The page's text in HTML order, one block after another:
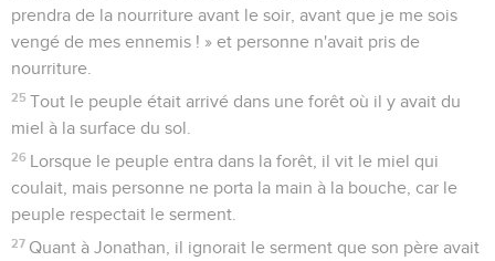
prendra de la nourriture avant le soir, avant que je me sois
vengé de mes ennemis ! » et personne n'avait pris de
nourriture.
25 Tout le peuple était arrivé dans une forêt où il y avait du
miel à la surface du sol.
26 Lorsque le peuple entra dans la forêt, il vit le miel qui
coulait, mais personne ne porta la main à la bouche, car le
peuple respectait le serment.
27 Quant à Jonathan, il ignorait le serment que son père avait